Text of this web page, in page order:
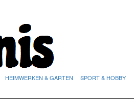
HEIMWERKEN & GARTEN SPORT & HOBBY